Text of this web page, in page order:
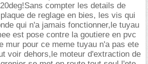
compter les details de
de reglage en bies, les vis qui
qui n'a jamais fonctionner,le tuyau
est pose contre la goutiere en pvc
mur pour ce meme tuyau n'a pas ete
voir dehors,le moteur d'extraction de